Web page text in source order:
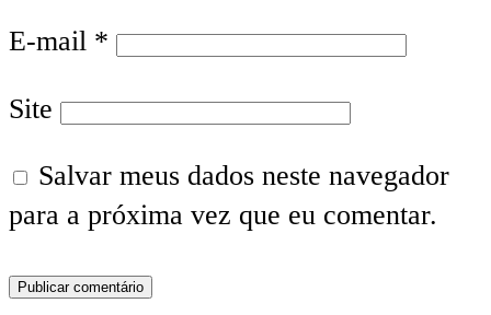
E-mail *
Site
Salvar meus dados neste navegador
para a próxima vez que eu comentar.